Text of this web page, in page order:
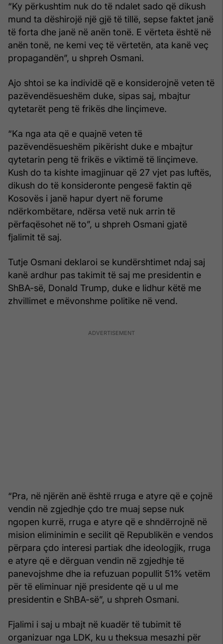
“Ky përkushtim nuk do të ndalet sado që dikush
mund ta dëshirojë një gjë të tillë, sepse faktet janë
të forta dhe janë në anën tonë. E vërteta është në
anën tonë, ne kemi veç të vërtetën, ata kanë veç
propagandën”, u shpreh Osmani.
Ajo shtoi se ka individë që e konsiderojnë veten të
pazëvendësueshëm duke, sipas saj, mbajtur
qytetarët peng të frikës dhe linçimeve.
“Ka nga ata që e quajnë veten të
pazëvendësueshëm pikërisht duke e mbajtur
qytetarin peng të frikës e viktimë të linçimeve.
Kush do ta kishte imagjinuar që 27 vjet pas luftës,
dikush do të konsideronte pengesë faktin që
Kosovës i janë hapur dyert në forume
ndërkombëtare, ndërsa vetë nuk arrin të
përfaqësohet në to”, u shpreh Osmani gjatë
fjalimit të saj.
Tutje Osmani deklaroi se kundërshtimet ndaj saj
kanë ardhur pas takimit të saj me presidentin e
ShBA-së, Donald Trump, duke e lidhur këtë me
zhvillimet e mëvonshme politike në vend.
“Pra, në njërën anë është rruga e atyre që e çojnë
vendin në zgjedhje çdo tre muaj sepse nuk
ngopen kurrë, rruga e atyre që e shndërrojnë në
mision eliminimin e secilit që Republikën e vendos
përpara çdo interesi partiak dhe ideologjik, rruga
e atyre që e dërguan vendin në zgjedhje të
panevojshme dhe ia refuzuan popullit 51% vetëm
për të eliminuar një presidente që u ul me
presidentin e ShBA-së”, u shpreh Osmani.
Fjalimi i saj u mbajt në kuadër të tubimit të
organizuar nga LDK, ku u theksua mesazhi për